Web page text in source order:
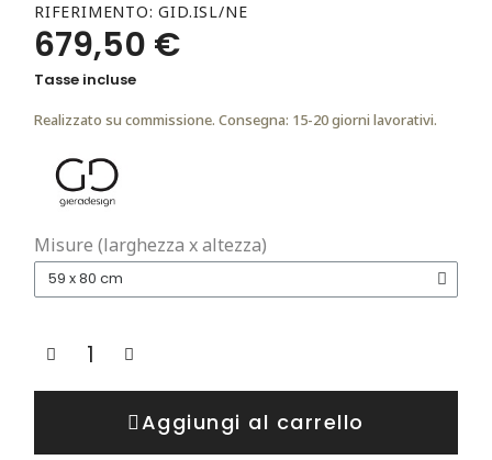
RIFERIMENTO GID.ISL/NE
679,50 €
Tasse incluse
Realizzato su commissione. Consegna: 15-20 giorni lavorativi.
Misure (larghezza x altezza)
Aggiungi al carrello